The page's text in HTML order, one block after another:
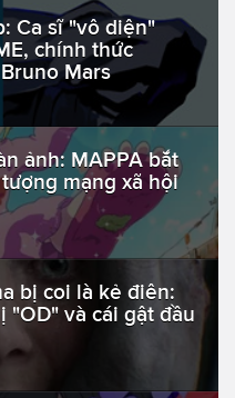
Ca sĩ "vô diện"
chính thức
Mars
ảnh: MAPPA bắt
mạng xã hội
bị coi là kẻ điên:
"OD" và cái gật đầu